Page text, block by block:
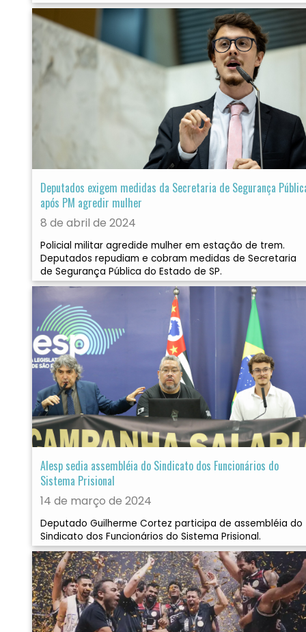
Deputados exigem medidas da Secretaria de Segurança
após PM agredir mulher
8 de abril de 2024
Policial militar agredide mulher em estação de trem.
Deputados repudiam e cobram medidas de Secretaria
de Segurança Pública do Estado de SP.
Alesp sedia assembléia do Sindicato dos Funcionários do
Sistema Prisional
14 de março de 2024
Deputado Guilherme Cortez participa de assembléia do
Sindicato dos Funcionários do Sistema Prisional.